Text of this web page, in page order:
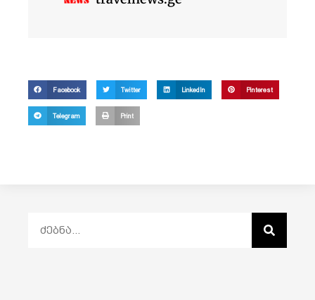
Facebook Twitter LinkedIn Pinterest
Telegram Print